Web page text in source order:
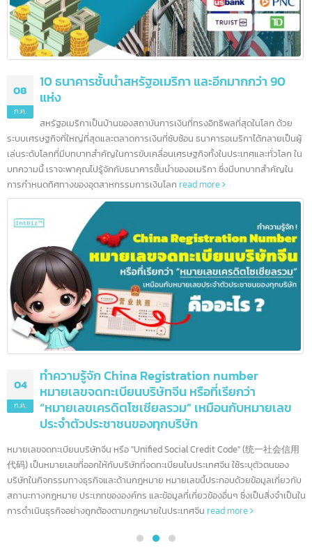
ก.ค.
10 ธนาคารชั้นนำสหรัฐอเมริกา และอีกมากกว่า 90
แห่ง
สหรัฐอเมริกาเป็นบ้านของสถาบันการเงินที่ทรงอิทธิพลที่สุดในโลก ด้วย
ระบบเศรษฐกิจที่ใหญ่ที่สุดและตลาดการเงินที่ซับซ้อน ธนาคารอเมริกาได้กลายเป็
เล่นระดับโลกที่มีบทบาทสำคัญในการขับเคลื่อนเศรษฐกิจทั้งในประเทศและทั่วโลก
บทความนี้ เราจะพาคุณไปรู้จักกับธนาคารชั้นนำของอเมริกา ซึ่งมีบทบาทสำคัญใน
การกำหนดทิศทางของอุตสาหกรรมการเงินโลก read more
04
ทำความรู้จัก China Registration number
“หมายเลขเครดิตโซเชียลรวม” เหมือนกับหมายเลข